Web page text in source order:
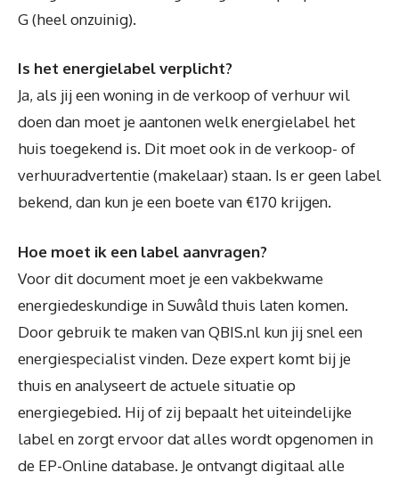
G (heel onzuinig).
Is het energielabel verplicht?
Ja, als jij een woning in de verkoop of verhuur wil
doen dan moet je aantonen welk energielabel het
huis toegekend is. Dit moet ook in de verkoop- of
verhuuradvertentie (makelaar) staan. Is er geen label
bekend, dan kun je een boete van €170 krijgen.
Hoe moet ik een label aanvragen?
Voor dit document moet je een vakbekwame
energiedeskundige in Suwâld thuis laten komen.
Door gebruik te maken van QBIS.nl kun jij snel een
energiespecialist vinden. Deze expert komt bij je
thuis en analyseert de actuele situatie op
energiegebied. Hij of zij bepaalt het uiteindelijke
label en zorgt ervoor dat alles wordt opgenomen in
de EP-Online database. Je ontvangt digitaal alle